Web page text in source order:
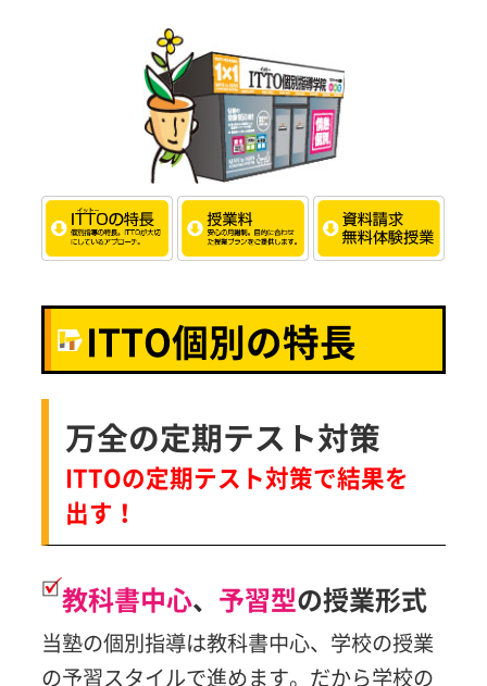
ITTO個別の特長
万全の定期テスト対策
ITTOの定期テスト対策で結果を
出す！
教科書中心、 予習型の授業形式
当塾の個別指導は教科書中心、学校の授業
の予習スタイルで進めます。だから学校の